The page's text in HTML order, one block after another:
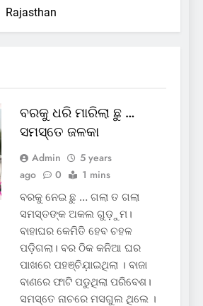
Rajasthan
ବରକୁ ଧରି ମାରିଲା ଛୁ …
ସମସ୍ତେ ଜଳକା
Admin
5 years
ago
0 1 mins
ବରକୁ ନେଇ ଛୁ … ଗଲା ତ ଗଲା
ସମସ୍ତଙ୍କ ଅକଲ ଗୁଡ଼ୁମ।
ବାହାଘର କେମିତି ହେବ ଚହଳ
ପଡ଼ିଗଲା। ବର ଠିକ କନିଆ ଘର
ପାଖରେ ପହଞ୍ଚିଯ଼ାଇଥିଲା । ବାଜା
ବାଣରେ ଫାଟି ପଡୁଥିଲା ପରିବେଶ।
ସମସ୍ତେ ନାଚରେ ମସଗୁଲ ଥିଲେ ।